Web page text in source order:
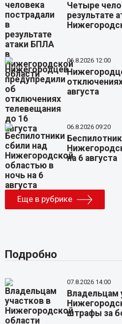
Четыре
результате
06.8.2026 12:00
августа
06.8.2026 09:20
на 6 августа
Еще в рубрике
Подробно
07.8.2026 14:00
Владельцам
штрафы за